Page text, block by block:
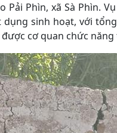
Pải Phìn, xã Sà Phìn.
sinh hoạt, với
cơ quan chức